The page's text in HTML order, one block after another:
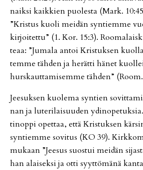
naik­si kaik­kien puo­les­ta (Mark.
”Kris­tus kuo­li mei­dän syn­tiem­me
kir­joi­tet­tu” (1. Kor. 15:3).
te­aa: ”Ju­ma­la an­toi Kris­tuk­sen
tem­me täh­den ja he­rät­ti hä­net
hurs­kaut­ta­mi­sem­me täh­den” (Room.
Jee­suk­sen kuo­le­ma syn­tien
nan ja lu­te­ri­lai­suu­den
ti­nop­pi opet­taa, et­tä Kris­tuk­sen
syn­tiem­me so­vi­tus (KO 39).
mu­kaan ”Jee­sus suos­tui mei­dän
han alai­sek­si ja ot­ti syyt­tö­mä­nä